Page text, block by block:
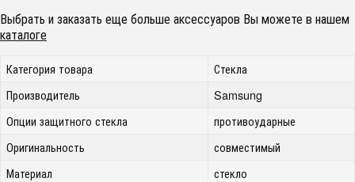
Выбрать и заказать еще больше аксессуаров Вы можете в нашем
каталоге
Категория товара
Стекла
Производитель
Samsung
Опции защитного стекла
противоударные
Оригинальность
совместимый
Материал
стекло